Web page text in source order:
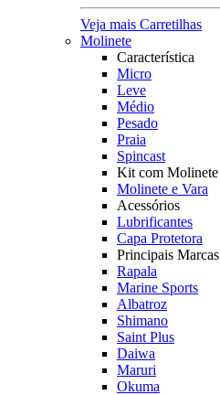
Veja mais Carretilhas
Molinete
Característica
Micro
Leve
Médio
Pesado
Praia
Spincast
Kit com Molinete
Molinete e Vara
Acessórios
Lubrificantes
Capa Protetora
Principais Marcas
Rapala
Marine Sports
Albatroz
Shimano
Saint Plus
Daiwa
Maruri
Okuma